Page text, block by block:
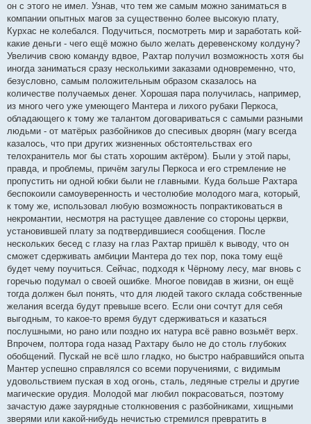
он с этого не имел. Узнав, что тем же самым можно заниматься в
компании опытных магов за существенно более высокую плату,
Курхас не колебался. Подучиться, посмотреть мир и заработать кой-
какие деньги - чего ещё можно было желать деревенскому колдуну?
Увеличив свою команду вдвое, Рахтар получил возможность хотя бы
иногда заниматься сразу несколькими заказами одновременно, что,
безусловно, самым положительным образом сказалось на
количестве получаемых денег. Хорошая пара получилась, например,
из много чего уже умеющего Мантера и лихого рубаки Перкоса,
обладающего к тому же талантом договариваться с самыми разными
людьми - от матёрых разбойников до спесивых дворян (магу всегда
казалось, что при других жизненных обстоятельствах его
телохранитель мог бы стать хорошим актёром). Были у этой пары,
правда, и проблемы, причём загулы Перкоса и его стремление не
пропустить ни одной юбки были не главными. Куда больше Рахтара
беспокоили самоуверенность и честолюбие молодого мага, который,
к тому же, использовал любую возможность попрактиковаться в
некромантии, несмотря на растущее давление со стороны церкви,
установившей плату за подтвердившиеся сообщения. После
нескольких бесед с глазу на глаз Рахтар пришёл к выводу, что он
сможет сдерживать амбиции Мантера до тех пор, пока тому ещё
будет чему поучиться. Сейчас, подходя к Чёрному лесу, маг вновь с
горечью подумал о своей ошибке. Многое повидав в жизни, он ещё
тогда должен был понять, что для людей такого склада собственные
желания всегда будут превыше всего. Если они сочтут для себя
выгодным, то какое-то время будут сдерживаться и казаться
послушными, но рано или поздно их натура всё равно возьмёт верх.
Впрочем, полтора года назад Рахтару было не до столь глубоких
обобщений. Пускай не всё шло гладко, но быстро набравшийся опыта
Мантер успешно справлялся со всеми поручениями, с видимым
удовольствием пуская в ход огонь, сталь, ледяные стрелы и другие
магические орудия. Молодой маг любил покрасоваться, поэтому
зачастую даже заурядные столкновения с разбойниками, хищными
зверями или какой-нибудь нечистью стремился превратить в